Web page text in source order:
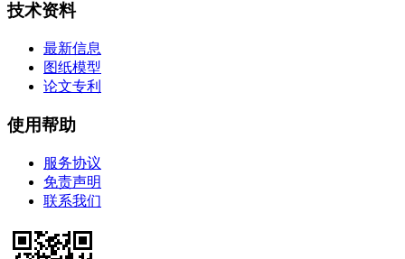
技术资料
最新信息
图纸模型
论文专利
使用帮助
服务协议
免责声明
联系我们